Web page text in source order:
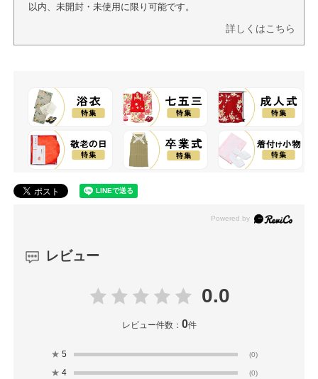
以内、未開封・未使用に限り可能です。
詳しくはこちら
レビュー
0.0
レビュー件数： 0件
★ 5 (0)
★ 4 (0)